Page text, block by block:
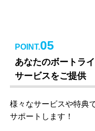
POINT.05
あなたのボートラ
サービスをご提供
様々なサービスや特典
サポートします！